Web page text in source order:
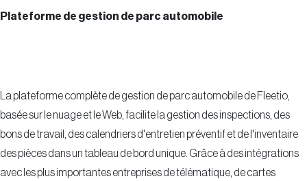
Plateforme de gestion de parc automobile
La plateforme complète de gestion de parc automobile de Fleetio,
basée sur le nuage et le Web, facilite la gestion des inspections, des
bons de travail, des calendriers d'entretien préventif et de l'inventaire
des pièces dans un tableau de bord unique. Grâce à des intégrations
avec les plus importantes entreprises de télématique, de cartes